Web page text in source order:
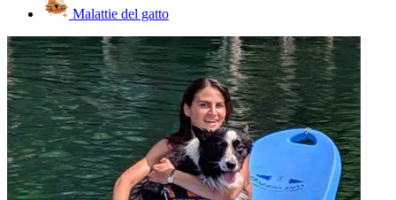
Malattie del gatto